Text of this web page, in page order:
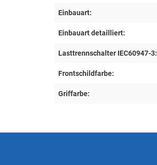
Einbauart:
Einbauart detailliert:
Lasttrennschalter IEC60947-3:
Frontschildfarbe:
Griffarbe: